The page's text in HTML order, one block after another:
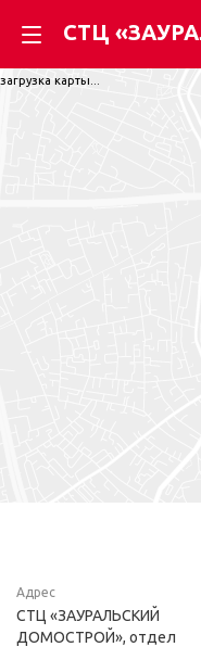
загрузка карты...
Адрес
СТЦ «ЗАУРАЛЬСКИЙ
ДОМОСТРОЙ», отдел